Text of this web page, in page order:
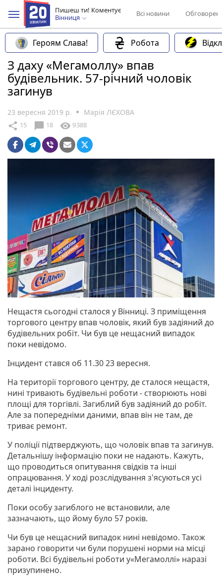
Пишеш ти! Коментує
Вінниця
Всі новини
Героям Слава! Робота
З даху «Мегамоллу» впав
будівельник. 57-річний чоловік
загинув
23 вересня 2019 р. Марія ЛЄХОВА
share 15 chat_bubble 18 visibility 9388
Нещастя сьогодні сталося у Вінниці. З приміщення
торгового центру впав чоловік, який був задіяний до
будівельних робіт. Чи був це нещасний випадок
поки невідомо.
Інцидент стався об 11.30 23 вересня.
На території торгового центру, де сталося нещастя,
нині тривають будівельні роботи - створюють нові
площі для торгівлі. Загиблий був задіяний до робіт.
Але за попередніми даними, впав він не там, де
триває ремонт.
У поліції підтверджують, що чоловік впав та загинув.
Детальнішу інформацію поки не надають. Кажуть,
що проводиться опитування свідків та інші
опрацювання. У ході розслідування з'ясуються усі
деталі інциденту.
Поки особу загиблого не встановили, але
зазначають, що йому було 57 років.
Чи був це нещасний випадок нині невідомо. Також
зарано говорити чи були порушені норми на місці
роботи. Всі будівельні роботи у«Мегамоллі» наразі
призупинено.